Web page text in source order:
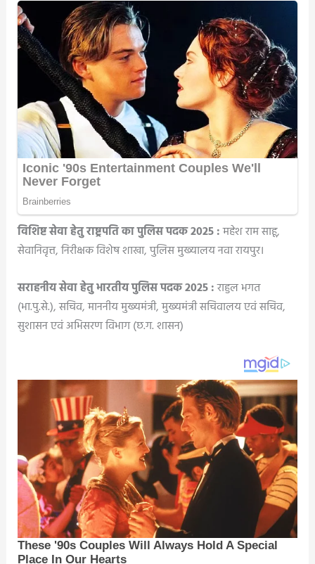
विशिष्ट सेवा हेतु राष्ट्रपति का पुलिस पदक 2025 :महेश राम साहू,
सेवानिवृत्त, निरीक्षक विशेष शाखा, पुलिस मुख्यालय नवा रायपुर।
सराहनीय सेवा हेतु भारतीय पुलिस पदक 2025 :राहुल भगत
(भा.पु.से.), सचिव, माननीय मुख्यमंत्री, मुख्यमंत्री सचिवालय एवं सचिव,
सुशासन एवं अभिसरण विभाग (छ.ग. शासन)